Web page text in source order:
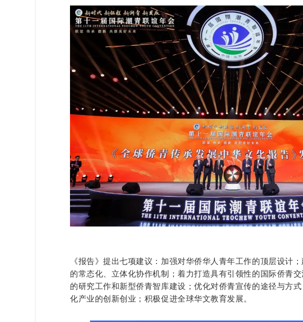
《报告》提出七项建议： 加强对华侨华人青年工作的顶层设计；
的常态化、立体化协作机制；着力打造具有引领性的国际侨青交
的研究工作和新型侨青智库建设；优化对侨青宣传的途径与方式
化产业的创新创业； 积极促进全球华文教育发展。